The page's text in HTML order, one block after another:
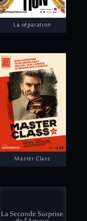
La séparation
Master Class